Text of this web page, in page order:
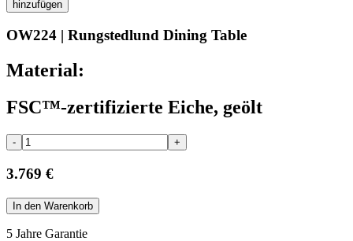
hinzufügen
OW224 | Rungstedlund Dining Table
Material:
FSC™-zertifizierte Eiche, geölt
- +
3.769 €
In den Warenkorb
5 Jahre Garantie